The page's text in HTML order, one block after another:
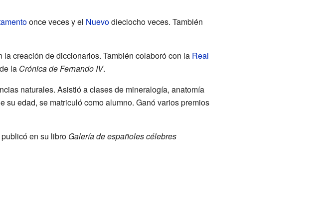
once veces y el Nuevodieciocho veces. También
la creación de diccionarios. También colaboró con la Real
la Crónica de Fernando IV.
naturales. Asistió a clases de mineralogía, anatomía
edad, se matriculó como alumno. Ganó varios premios
en su libro Galería de españoles célebres